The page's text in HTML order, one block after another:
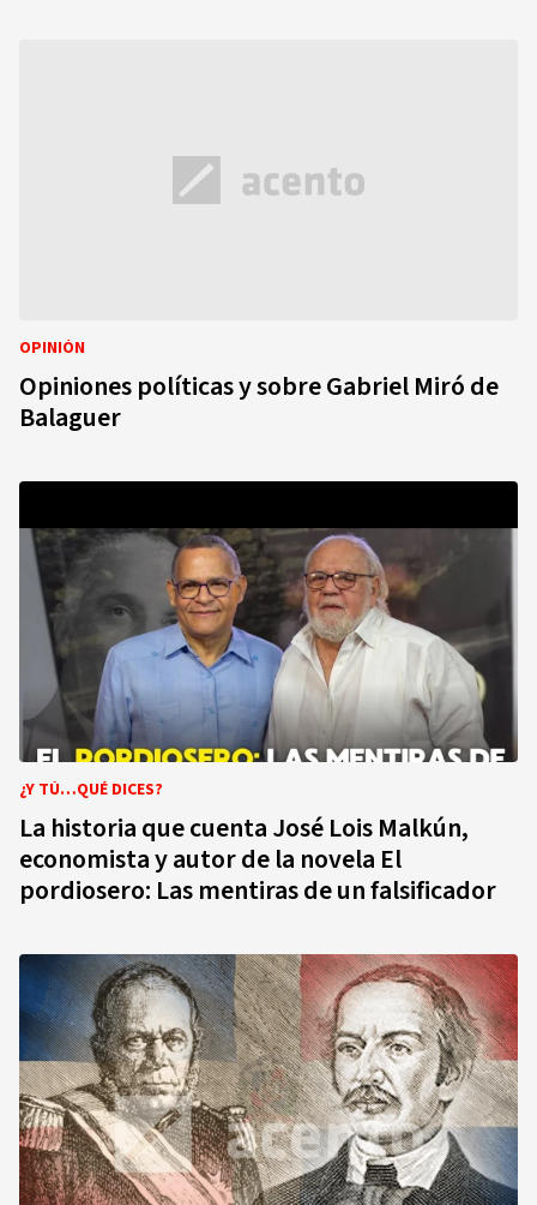
OPINIÓN
Opiniones políticas y sobre Gabriel Miró de
Balaguer
¿Y TÚ…QUÉ DICES?
La historia que cuenta José Lois Malkún,
economista y autor de la novela El
pordiosero: Las mentiras de un falsificador